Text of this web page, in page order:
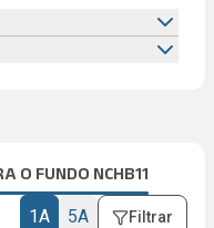
O FUNDO NCHB11
1A 5A Filtrar